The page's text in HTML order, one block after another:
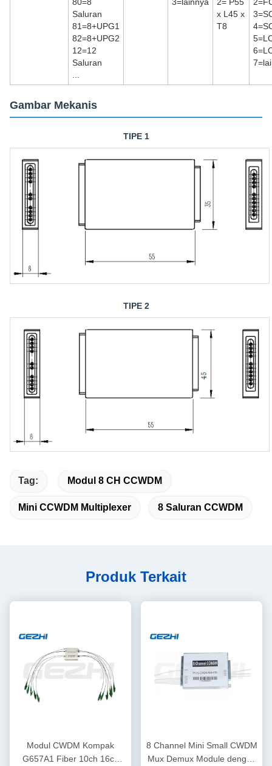
Saluran
81=8+UPG1
82=8+UPG2
12=12
Saluran
x L45 x
T8
Gambar Mekanis
TIPE 1
TIPE 2
Tag: Modul 8 CH CCWDM
Mini CCWDM Multiplexer 8 Saluran CCWDM
Produk Terkait
Modul CWDM Kompak
G657A1 Fiber 10ch 16ch
8 Channel Mini Small CWDM
Mux Demux Module dengan